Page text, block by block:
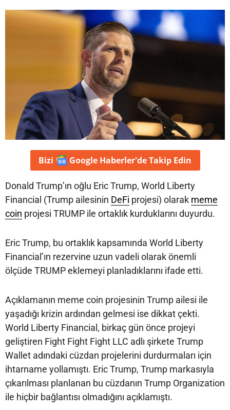
Bizi Google Haberler'deTakip Edin
Donald Trump’ın oğlu Eric Trump, World Liberty
Financial (Trump ailesinin DeFi projesi) olarak meme
coin projesi TRUMP ile ortaklık kurduklarını duyurdu.
Eric Trump, bu ortaklık kapsamında World Liberty
Financial’ın rezervine uzun vadeli olarak önemli
ölçüde TRUMP eklemeyi planladıklarını ifade etti.
Açıklamanın meme coin projesinin Trump ailesi ile
yaşadığı krizin ardından gelmesi ise dikkat çekti.
World Liberty Financial, birkaç gün önce projeyi
geliştiren Fight Fight Fight LLC adlı şirkete Trump
Wallet adındaki cüzdan projelerini durdurmaları için
ihtarname yollamıştı. Eric Trump, Trump markasıyla
çıkarılması planlanan bu cüzdanın Trump Organization
ile hiçbir bağlantısı olmadığını açıklamıştı.